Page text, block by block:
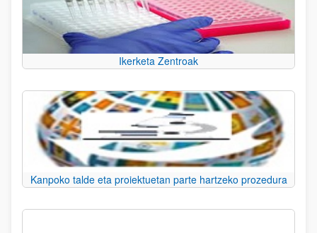
Ikerketa Zentroak
Kanpoko talde eta proiektuetan parte hartzeko prozedura